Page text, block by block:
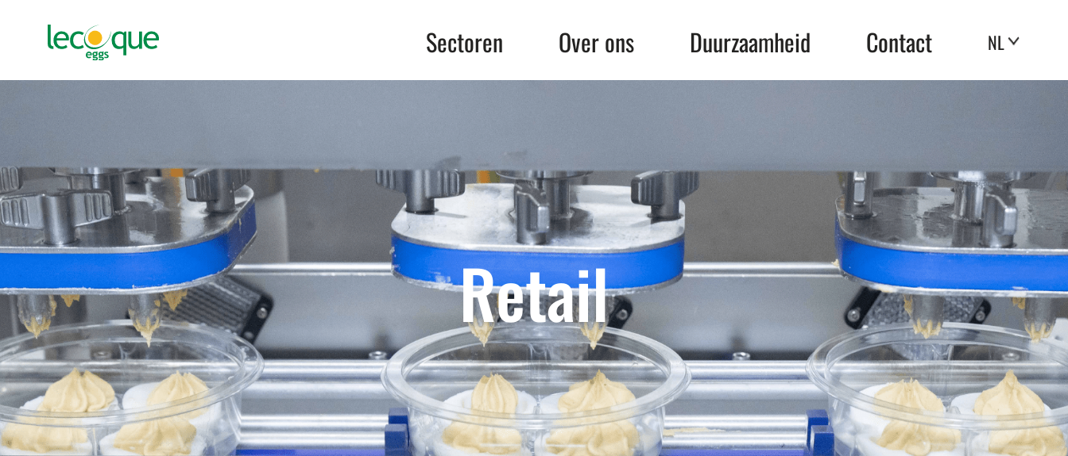
Sectoren Over ons Duurzaamheid Contact NL
Retail